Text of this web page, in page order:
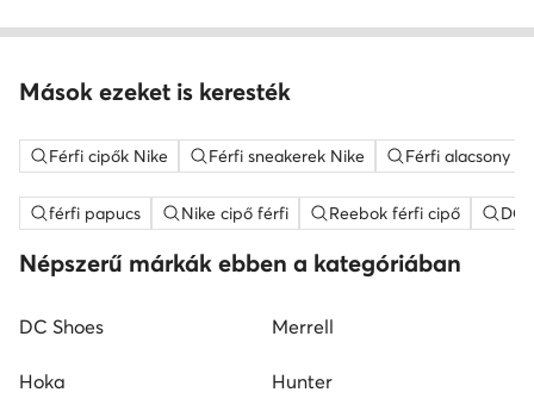
Mások ezeket is keresték
Férfi cipők Nike Férfi sneakerek Nike Férfi alacsony
férfi papucs Nike cipő férfi Reebok férfi cipő DC
Népszerű márkák ebben a kategóriában
DC Shoes Merrell
Hoka Hunter